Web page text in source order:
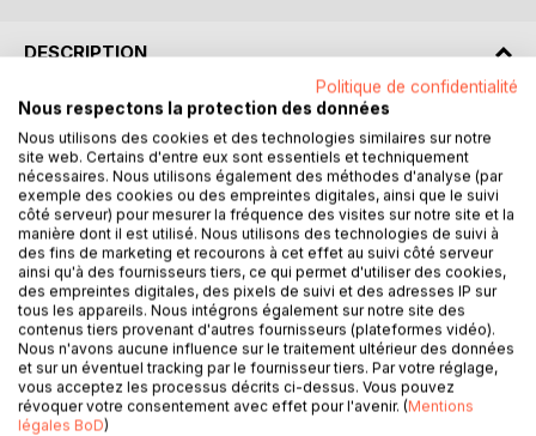
DESCRIPTION
Elsa et Grégoire vivent le parfait amour depuis plus de vingt
ans, et sont les heureux parents de deux jeunes filles :
Louise et Léa.
Noël approchant et sachant que c'est LA période de
l'année que sa femme préfère, Greg l'emmène en voyage
surprise : un séjour de rêve où la magie de Noël est le fil
conducteur.
Mais le rêve est de courte durée et s'achève un soir à
Paris alors qu'ils rentraient à l'hôtel.
L'accident qu'ils subissent plonge Grégoire dans le coma.
Presque un an plus tard, Elsa et ses filles vivent tant bien
que mal la situation, d'autant plus que Noel approche.
Politique de confidentialité
Nous respectons la protection des données
Nous utilisons des cookies et des technologies similaires sur notre
site web. Certains d'entre eux sont essentiels et techniquement
nécessaires. Nous utilisons également des méthodes d'analyse (par
exemple des cookies ou des empreintes digitales, ainsi que le suivi
côté serveur) pour mesurer la fréquence des visites sur notre site et la
manière dont il est utilisé. Nous utilisons des technologies de suivi à
des fins de marketing et recourons à cet effet au suivi côté serveur
ainsi qu'à des fournisseurs tiers, ce qui permet d'utiliser des cookies,
des empreintes digitales, des pixels de suivi et des adresses IP sur
tous les appareils. Nous intégrons également sur notre site des
contenus tiers provenant d'autres fournisseurs (plateformes vidéo).
Nous n'avons aucune influence sur le traitement ultérieur des données
et sur un éventuel tracking par le fournisseur tiers. Par votre réglage,
vous acceptez les processus décrits ci-dessus. Vous pouvez
révoquer votre consentement avec effet pour l'avenir. (Mentions
légales BoD)